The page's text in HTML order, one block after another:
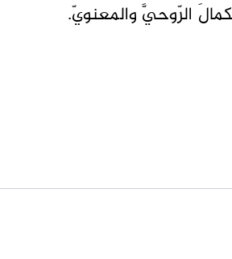
الرّوحيَّ والمعنويّ.